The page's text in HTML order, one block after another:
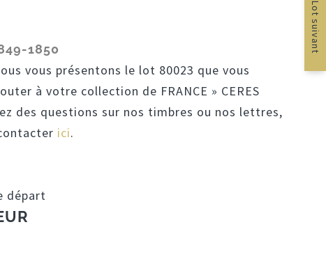
Lot suivant
1850
vous présentons le lot 80023 que vous
à votre collection de FRANCE » CERES
des questions sur nos timbres ou nos lettres,
ici.
départ